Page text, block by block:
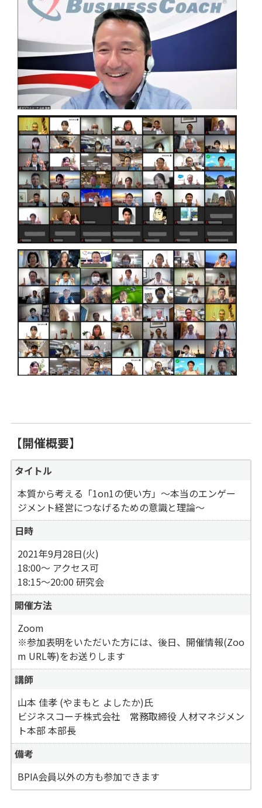
【開催概要】
タイトル
本質から考える「1on1の使い方」～本当のエンゲー
ジメント経営につなげるための意識と理論～
日時
2021年9月28日(火)
18:00〜 アクセス可
18:15〜20:00 研究会
開催方法
Zoom
※参加表明をいただいた方には、後日、開催情報(Zoo
m URL等)をお送りします
講師
山本 佳孝 (やまもと よしたか)氏
ビジネスコーチ株式会社 常務取締役 人材マネジメン
ト本部 本部長
備考
BPIA会員以外の方も参加できます